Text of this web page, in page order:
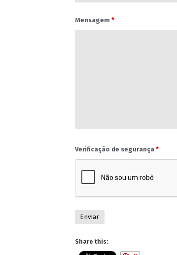
Mensagem *
Verificação de segurança *
Share this: